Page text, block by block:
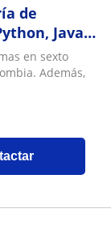
de
Java,
en sexto
Además,